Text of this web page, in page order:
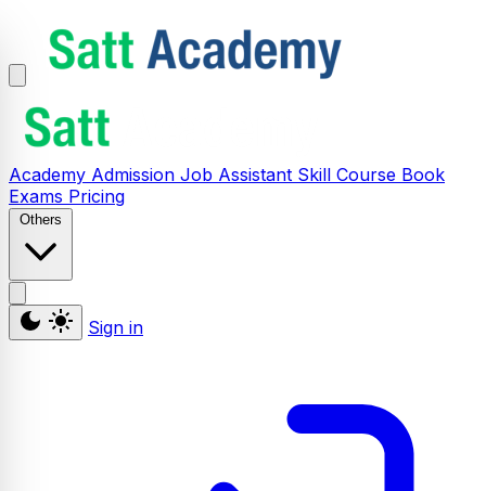
Academy Admission Job Assistant Skill Course Book
Exams Pricing
Others
Sign in